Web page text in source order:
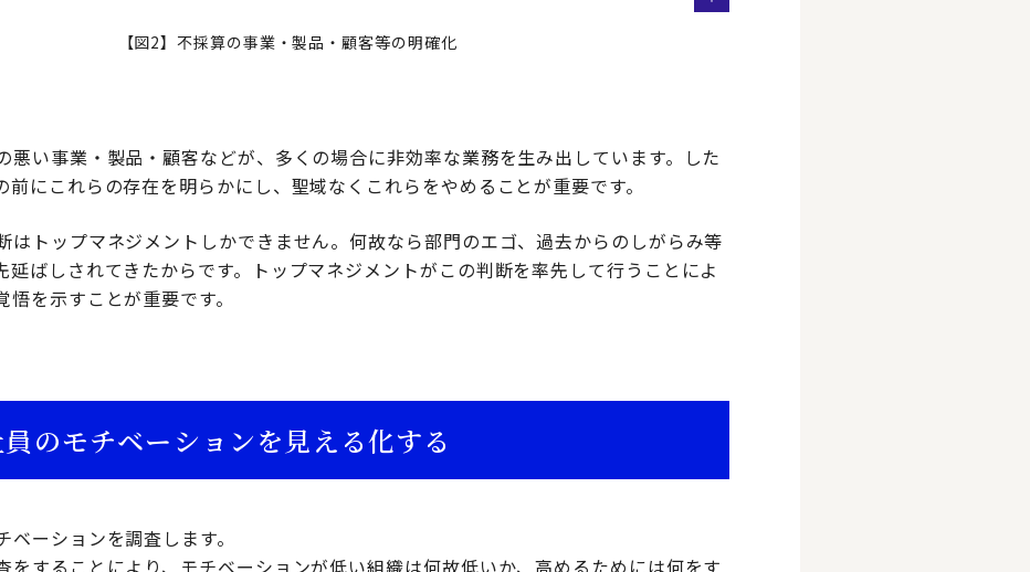
【図2】不採算の事業・製品・顧客等の明確化
悪い事業・製品・顧客などが、多くの場合に非効率な業務を生み出しています。した
前にこれらの存在を明らかにし、聖域なくこれらをやめることが重要です。
はトップマネジメントしかできません。何故なら部門のエゴ、過去からのしがらみ等
延ばしされてきたからです。トップマネジメントがこの判断を率先して行うことによ
悟を示すことが重要です。
のモチベーションを見える化する
ベーションを調査します。